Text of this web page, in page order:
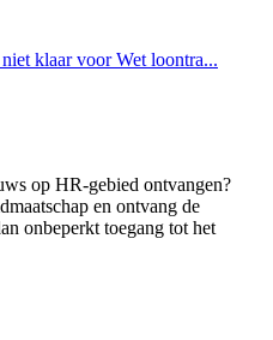
klaar voor Wet loontra...
op HR-gebied ontvangen?
en ontvang de
onbeperkt toegang tot het